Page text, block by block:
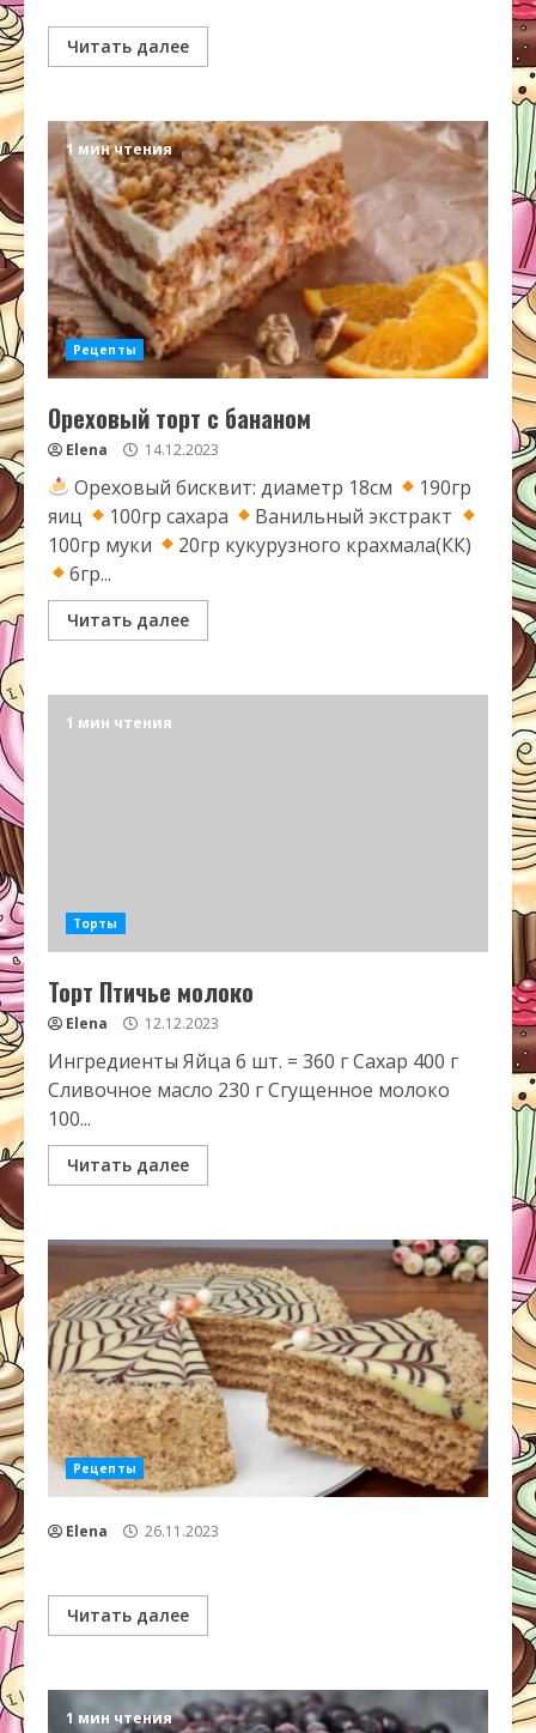
Читать далее
1 мин чтения
Рецепты
Ореховый торт с бананом
Elena 14.12.2023
Ореховый бисквит: диаметр 18см
190гр
яиц
100гр сахара
Ванильный экстракт
100гр муки
20гр кукурузного крахмала(КК)
6гр...
Читать далее
1 мин чтения
Торты
Торт Птичье молоко
Elena 12.12.2023
Ингредиенты Яйца 6 шт. = 360 г Сахар 400 г
Сливочное масло 230 г Сгущенное молоко
100...
Читать далее
Рецепты
Elena 26.11.2023
Читать далее
1 мин чтения